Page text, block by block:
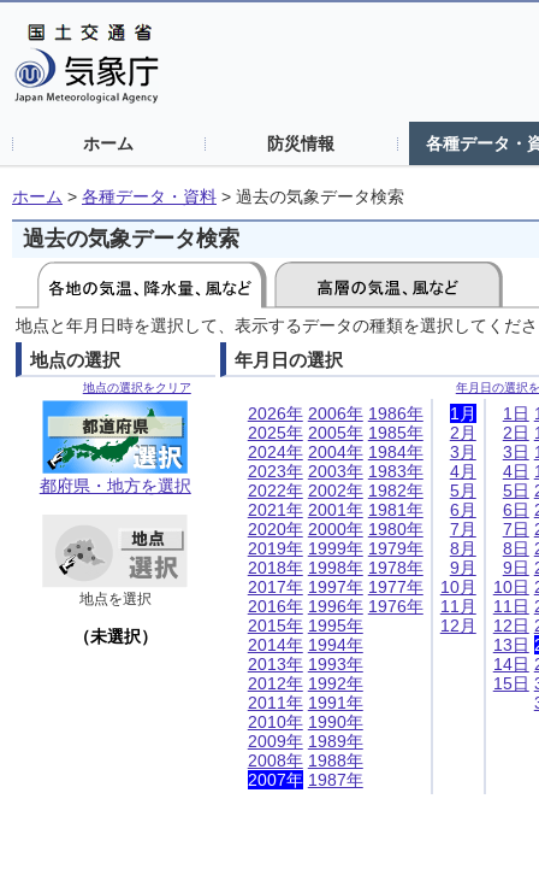
ホーム 防災情報 各種データ・
ホーム > 各種データ・資料 > 過去の気象データ検索
過去の気象データ検索
地点と年月日時を選択して、表示するデータの種類を選択してくだ
地点の選択
地点の選択をクリア
都府県・地方を選択
地点を選択
（未選択）
年月日の選択
年月日の選択
2026年
2025年
2024年
2023年
2022年
2021年
2020年
2019年
2018年
2017年
2016年
2015年
2014年
2013年
2012年
2011年
2010年
2009年
2008年
2007年
2006年
2005年
2004年
2003年
2002年
2001年
2000年
1999年
1998年
1997年
1996年
1995年
1994年
1993年
1992年
1991年
1990年
1989年
1988年
1987年
1986年
1985年
1984年
1983年
1982年
1981年
1980年
1979年
1978年
1977年
1976年
1月
2月
3月
4月
5月
6月
7月
8月
9月
10月
11月
12月
1日
2日
3日
4日
5日
6日
7日
8日
9日
10日
11日
12日
13日
14日
15日